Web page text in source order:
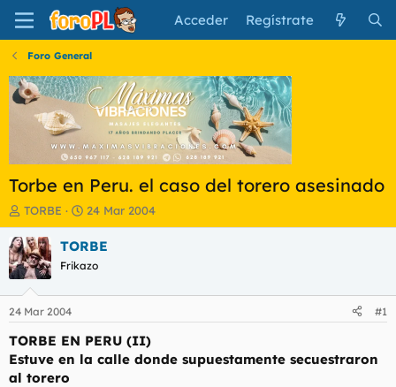
Acceder Regístrate
Foro General
Torbe en Peru. el caso del torero asesinado
I
n
i
c
i
a
d
o
r
d
e
TORBE
F
e
c
a
i
n
c
24 Mar 2004
TORBE
Frikazo
24 Mar 2004 #1
TORBE EN PERU (II)
Estuve en la calle donde supuestamente secuestraron
al torero